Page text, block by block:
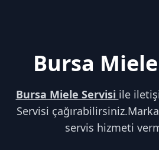
Bursa
Bursa Miele Servisi ile
Servisi
servis hizmeti